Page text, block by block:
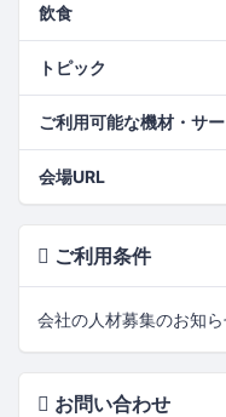
飲食
トピック
ご利用可能な機材・サ
会場URL
ご利用条件
会社の人材募集のお知
お問い合わせ